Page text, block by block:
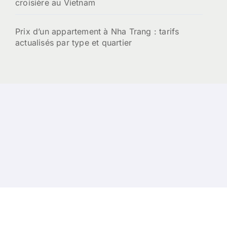
croisière au Vietnam
Prix d’un appartement à Nha Trang : tarifs
actualisés par type et quartier